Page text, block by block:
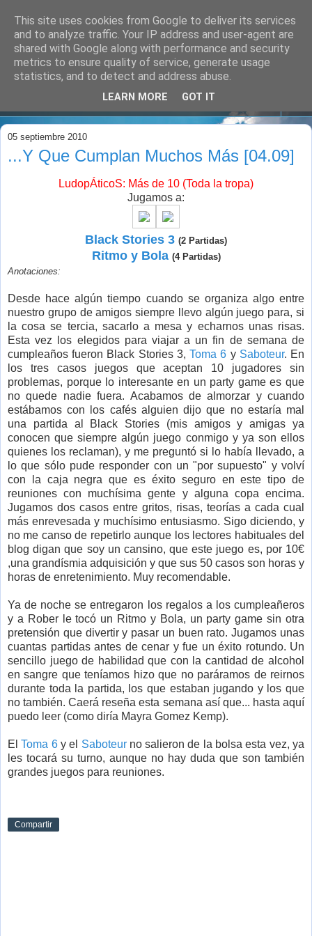
05 septiembre 2010
...Y Que Cumplan Muchos Más [04.09]
LudopÁticoS: Más de 10 (Toda la tropa)
Jugamos a:
Black Stories 3 (2 Partidas)
Ritmo y Bola (4 Partidas)
Anotaciones:
Desde hace algún tiempo cuando se organiza algo entre
nuestro grupo de amigos siempre llevo algún juego para, si
la cosa se tercia, sacarlo a mesa y echarnos unas risas.
Esta vez los elegidos para viajar a un fin de semana de
cumpleaños fueron Black Stories 3,Toma 6 y Saboteur. En
los tres casos juegos que aceptan 10 jugadores sin
problemas, porque lo interesante en un party game es que
no quede nadie fuera. Acabamos de almorzar y cuando
estábamos con los cafés alguien dijo que no estaría mal
una partida al Black Stories (mis amigos y amigas ya
conocen que siempre algún juego conmigo y ya son ellos
quienes los reclaman), y me preguntó si lo había llevado, a
lo que sólo pude responder con un "por supuesto" y volví
con la caja negra que es éxito seguro en este tipo de
reuniones con muchísima gente y alguna copa encima.
Jugamos dos casos entre gritos, risas, teorías a cada cual
más enrevesada y muchísimo entusiasmo. Sigo diciendo, y
no me canso de repetirlo aunque los lectores habituales del
blog digan que soy un cansino, que este juego es, por 10€
,una grandísmia adquisición y que sus 50 casos son horas y
horas de enretenimiento. Muy recomendable.
Ya de noche se entregaron los regalos a los cumpleañeros
y a Rober le tocó un Ritmo y Bola, un party game sin otra
pretensión que divertir y pasar un buen rato. Jugamos unas
cuantas partidas antes de cenar y fue un éxito rotundo. Un
sencillo juego de habilidad que con la cantidad de alcohol
en sangre que teníamos hizo que no paráramos de reirnos
durante toda la partida, los que estaban jugando y los que
no también. Caerá reseña esta semana así que... hasta aquí
puedo leer (como diría Mayra Gomez Kemp).
ElToma 6y el Saboteurno salieron de la bolsa esta vez, ya
les tocará su turno, aunque no hay duda que son también
grandes juegos para reuniones.
Compartir
This site uses cookies from Google to deliver its services
and to analyze traffic. Your IP address and user-agent are
shared with Google along with performance and security
metrics to ensure quality of service, generate usage
statistics, and to detect and address abuse.
LEARN MORE GOT IT